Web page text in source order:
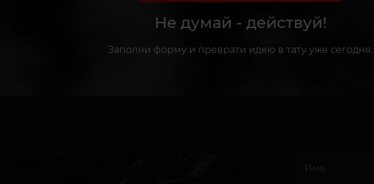
Не думай - действуй!
Заполни форму и преврати идею в тату уже сегодня.